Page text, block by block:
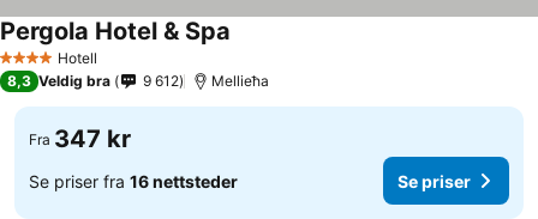
4 StjernerHotell
Pergola Hotel & Spa
8,3 Veldig bra 9 612 Mellieħa
Fra 347 kr
Se priser fra 16 nettsteder Se priser